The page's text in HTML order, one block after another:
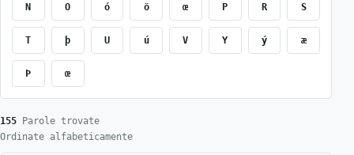
N O ó ö œ P R S
T þ U ú V Y ý æ
Þ œ
155 Parole trovate
Ordinate alfabeticamente